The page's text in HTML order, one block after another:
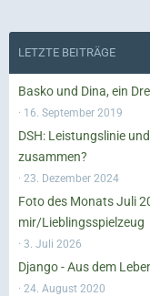
LETZTE BEITRÄGE
Basko und Dina, ein
16. September 2019
DSH: Leistungslinie
zusammen?
23. Dezember 2024
Foto des Monats Juli
mir/Lieblingsspielzeug
3. Juli 2026
Django - Aus dem
24. August 2020